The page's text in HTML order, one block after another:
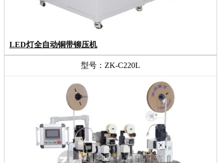
LED灯全自动铜带铆压机
型号：ZK-C220L